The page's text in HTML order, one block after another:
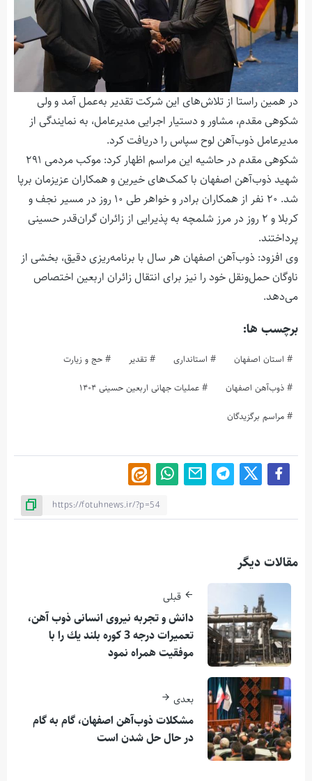
در همین راستا از تلاش‌های این شرکت تقدیر به‌عمل آمد و ولی
شکوهی مقدم، مشاور و دستیار اجرایی مدیرعامل، به نمایندگی از
مدیرعامل ذوب‌آهن لوح سپاس را دریافت کرد.
شکوهی مقدم در حاشیه این مراسم اظهار کرد: موکب مردمی ۲۹۱
شهید ذوب‌آهن اصفهان با کمک‌های خیرین و همکاران عزیزمان برپا
شد. ۲۰ نفر از همکاران برادر و خواهر طی ۱۰ روز در مسیر نجف و
کربلا و ۲ روز در مرز شلمچه به پذیرایی از زائران گران‌قدر حسینی
پرداختند.
وی افزود: ذوب‌آهن اصفهان هر سال با برنامه‌ریزی دقیق، بخشی از
ناوگان حمل‌ونقل خود را نیز برای انتقال زائران اربعین اختصاص
می‌دهد.
برچسب ها:
استان اصفهان استانداری تقدیر حج و زیارت
ذوب‌آهن اصفهان عملیات جهانی اربعین حسینی ۱۴۰۴
مراسم برگزیدگان
مقالات دیگر
قبلی
دانش و تجربه نیروی انسانی ذوب آهن،
تعمیرات درجه 3 كوره بلند یك را با
موفقیت همراه نمود
بعدی
مشكلات ذوب‌آهن اصفهان، گام‌ به ‌گام
در حال حل شدن است